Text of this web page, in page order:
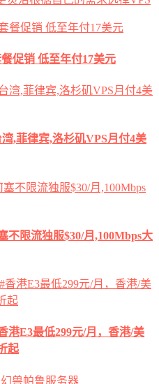
促销 低至年付17美元
,菲律宾,洛杉矶VPS月付4美
不限流独服$30/月,100Mbps大
港E3最低299元/月，香港/美
起